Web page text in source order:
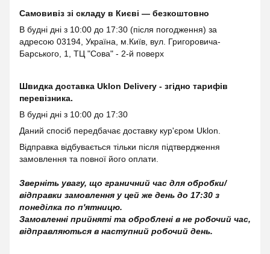
Самовивіз зі складу в Києві — безкоштовно
В будні дні з 10:00 до 17:30 (після погодження) за
адресою 03194, Україна, м.Київ, вул. Григоровича-
Барського, 1, ТЦ "Сова" - 2-й поверх
Швидка доставка Uklon Delivery - згідно тарифів
перевізника.
В будні дні з 10:00 до 17:30
Даний спосіб передбачає доставку кур'єром Uklon.
Відправка відбувається тільки після підтвердження
замовлення та повної його оплати.
Зверніть увагу, що граничний час для обробки/
відправки замовлення у цей же день до 17:30 з
понеділка по п'ятницю.
Замовленні прийняті та оброблені в не робочий час,
відправляються в наступний робочий день.